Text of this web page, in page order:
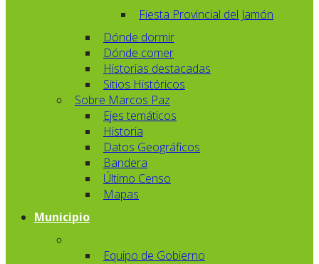
Fiesta Provincial del Jamón
Dónde dormir
Dónde comer
Historias destacadas
Sitios Históricos
Sobre Marcos Paz
Ejes temáticos
Historia
Datos Geográficos
Bandera
Último Censo
Mapas
Municipio
Equipo de Gobierno